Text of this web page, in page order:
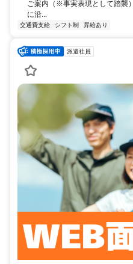
ご案内（※事実表現として踏襲
に沿...
交通費支給 シフト制 昇給あり
派遣社員